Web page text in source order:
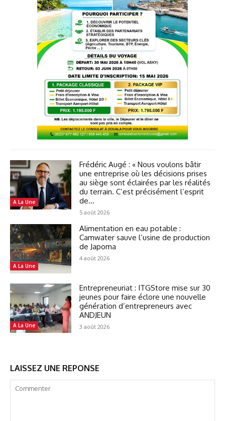
A La Une
Frédéric Augé : « Nous voulons bâtir
une entreprise où les décisions prises
au siège sont éclairées par les réalités
du terrain. C’est précisément l’esprit
de...
5 août 2026
A La Une
Alimentation en eau potable :
Camwater sauve l’usine de production
de Japoma
4 août 2026
A La Une
Entrepreneuriat : ITGStore mise sur 30
jeunes pour faire éclore une nouvelle
génération d’entrepreneurs avec
ANDJEUN
3 août 2026
LAISSEZ UNE REPONSE